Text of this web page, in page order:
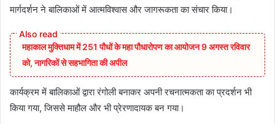
मार्गदर्शन ने बालिकाओं में आत्मविश्वास और जागरूकता का संचार किया।
महाकाल मुक्तिधाम में 251 पौधों के महा पौधारोपण का आयोजन 9 अगस्त रविवार
को, नागरिकों से सहभागिता की अपील
कार्यक्रम में बालिकाओं द्वारा रंगोली बनाकर अपनी रचनात्मकता का प्रदर्शन भी
किया गया, जिससे माहौल और भी प्रेरणादायक बन गया।